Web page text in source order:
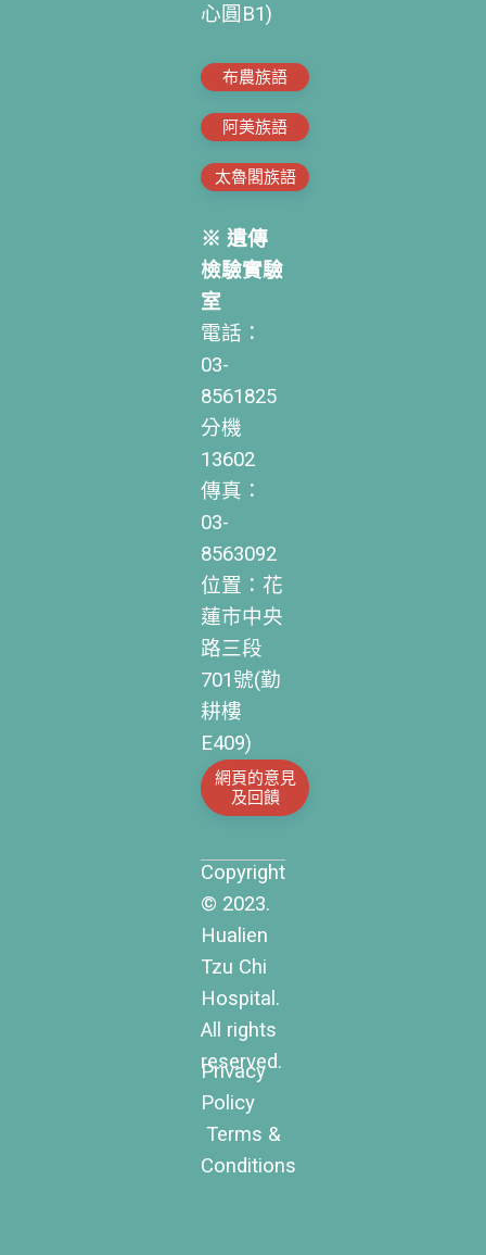
心圓B1)
布農族語
阿美族語
太魯閣族語
※ 遺傳
檢驗實驗
室
電話：
03-
8561825
分機
13602
傳真：
03-
8563092
位置：花
蓮市中央
路三段
701號(勤
耕樓
E409)
網頁的意見
及回饋
Copyright
© 2023.
Hualien
Tzu Chi
Hospital.
All rights
reserved.
Privacy
Policy
Terms &
Conditions